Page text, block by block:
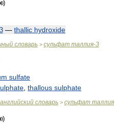
— thallic hydroxide
словарь > сульфат таллия-З
sulfate
thallous sulphate
английский словарь > сульфат таллия